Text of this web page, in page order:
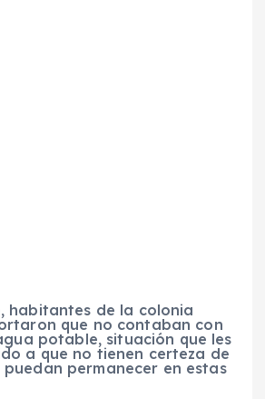
habitantes de la colonia
que no contaban con
potable, situación que les
a que no tienen certeza de
permanecer en estas